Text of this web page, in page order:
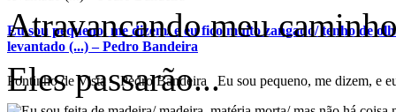
Eu sou pequeno, me dizem/ e eu fico muito zangado/ tenho de
levantado (...) – Pedro Bandeira
Pontinho de Vista – Pedro Bandeira Eu sou pequeno, me dizem, e
Atravancando meu
Eles passarão...